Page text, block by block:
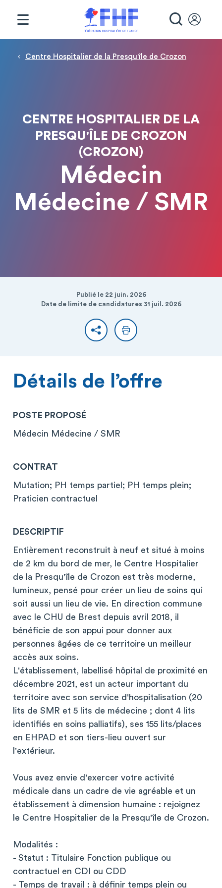
Fil d'Ariane
Centre Hospitalier de la Presqu'île de Crozon
CENTRE HOSPITALIER DE LA
PRESQU'ÎLE DE CROZON
(CROZON)
Médecin
Médecine / SMR
Publié le 22 juin. 2026
Date de limite de candidatures 31 juil. 2026
PartagerImprimer
Détails de l’offre
POSTE PROPOSÉ
Médecin Médecine / SMR
CONTRAT
Mutation; PH temps partiel; PH temps plein;
Praticien contractuel
DESCRIPTIF
Entièrement reconstruit à neuf et situé à moins
de 2 km du bord de mer, le Centre Hospitalier
de la Presqu'île de Crozon est très moderne,
lumineux, pensé pour créer un lieu de soins qui
soit aussi un lieu de vie. En direction commune
avec le CHU de Brest depuis avril 2018, il
bénéficie de son appui pour donner aux
personnes âgées de ce territoire un meilleur
accès aux soins.
L'établissement, labellisé hôpital de proximité en
décembre 2021, est un acteur important du
territoire avec son service d'hospitalisation (20
lits de SMR et 5 lits de médecine ; dont 4 lits
identifiés en soins palliatifs), ses 155 lits/places
en EHPAD et son tiers-lieu ouvert sur
l'extérieur.
Vous avez envie d'exercer votre activité
médicale dans un cadre de vie agréable et un
établissement à dimension humaine : rejoignez
le Centre Hospitalier de la Presqu'île de Crozon.
Modalités :
- Statut : Titulaire Fonction publique ou
contractuel en CDI ou CDD
- Temps de travail : à définir temps plein ou
Panneau de gestion des cookies